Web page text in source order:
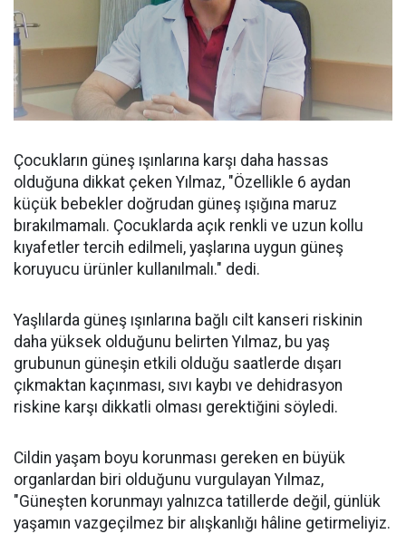
Çocukların güneş ışınlarına karşı daha hassas
olduğuna dikkat çeken Yılmaz, "Özellikle 6 aydan
küçük bebekler doğrudan güneş ışığına maruz
bırakılmamalı. Çocuklarda açık renkli ve uzun kollu
kıyafetler tercih edilmeli, yaşlarına uygun güneş
koruyucu ürünler kullanılmalı." dedi.
Yaşlılarda güneş ışınlarına bağlı cilt kanseri riskinin
daha yüksek olduğunu belirten Yılmaz, bu yaş
grubunun güneşin etkili olduğu saatlerde dışarı
çıkmaktan kaçınması, sıvı kaybı ve dehidrasyon
riskine karşı dikkatli olması gerektiğini söyledi.
Cildin yaşam boyu korunması gereken en büyük
organlardan biri olduğunu vurgulayan Yılmaz,
"Güneşten korunmayı yalnızca tatillerde değil, günlük
yaşamın vazgeçilmez bir alışkanlığı hâline getirmeliyiz.